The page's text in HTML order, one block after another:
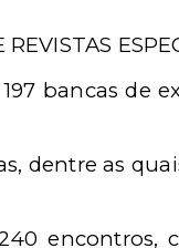
bancas de
dentre as
encontros,